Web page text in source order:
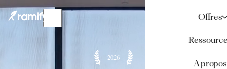
Offres
A propos
2026